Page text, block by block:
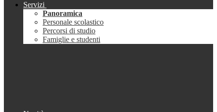
Servizi
Panoramica
Personale scolastico
Percorsi di studio
Famiglie e studenti